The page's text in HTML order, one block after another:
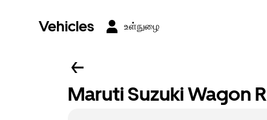
Vehicles உள்நுழை
Maruti Suzuki Wagon